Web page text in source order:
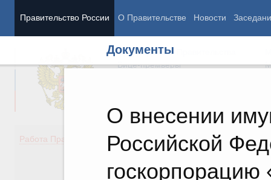
Правительство России О Правительстве Новости
Документы
О внесении
Российской
госкорпорацию
Председатель Правительства
Вице-премьеры
Работа Правительства
Демография
Здоровье
Культура